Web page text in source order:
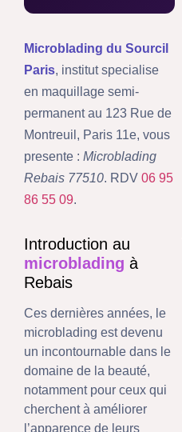
Microblading du Sourcil
Paris, institut specialise
en maquillage semi-
permanent au 123 Rue de
Montreuil, Paris 11e, vous
presente : Microblading
Rebais 77510. RDV 06 95
86 55 09.
Introduction au
microblading à
Rebais
Ces dernières années, le
microblading est devenu
un incontournable dans le
domaine de la beauté,
notamment pour ceux qui
cherchent à améliorer
l’apparence de leurs